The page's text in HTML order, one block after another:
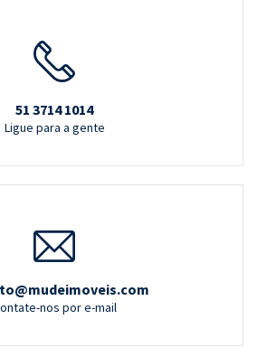
51 3714 1014
Ligue para a gente
nos por e-mail